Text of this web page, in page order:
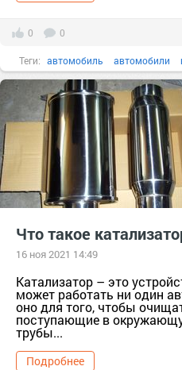
0 0
Теги: автомобиль автомобили
Что такое
16 ноя 2021 14:49
Катализатор – это
может работать ни один
оно для того, чтобы
поступающие в
трубы...
Подробнее